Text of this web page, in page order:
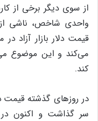
واحدی شاخص، ناشی
می‌کند و این موضوع
کند.
در روزهای گذشته قیمت